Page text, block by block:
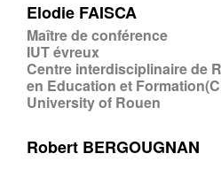
Elodie FAISCA
Maître de conférence
IUT évreux
Centre interdisciplinaire de
en Education et
University of Rouen
Robert BERGOUGNAN